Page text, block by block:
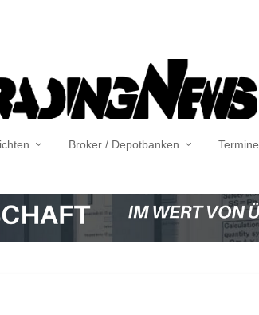
Broker / Depotbanken Termine